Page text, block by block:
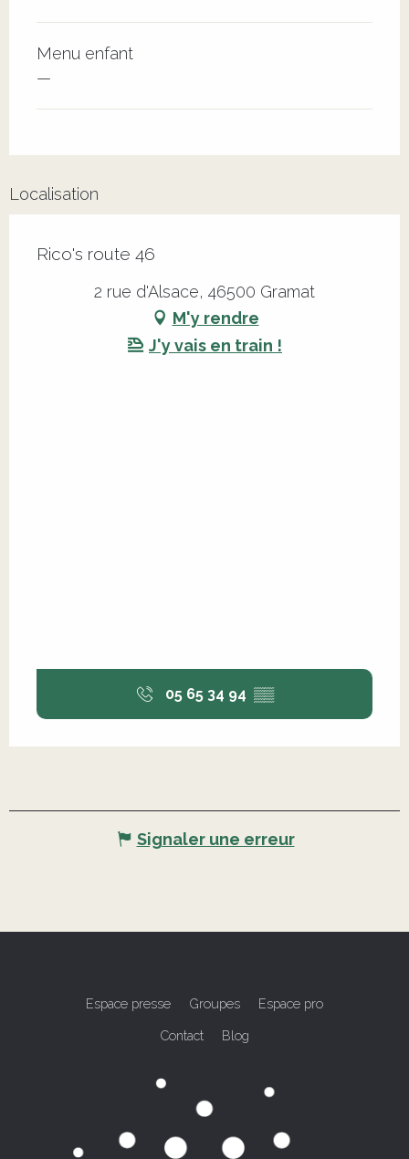
Menu enfant
—
Localisation
Rico's route 46
2 rue d'Alsace, 46500 Gramat
M'y rendre
J'y vais en train !
05 65 34 94 ▒▒
Signaler une erreur
Espace presse Groupes Espace pro
Contact Blog